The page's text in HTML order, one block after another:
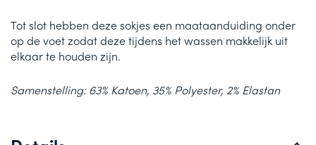
Tot slot hebben deze sokjes een maataanduiding onder
op de voet zodat deze tijdens het wassen makkelijk uit
elkaar te houden zijn.
Samenstelling: 63% Katoen, 35% Polyester, 2% Elastan